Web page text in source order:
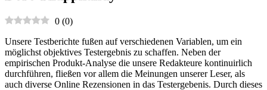
0 (0)
Unsere Testberichte fußen auf verschiedenen Variablen, um ein
möglichst objektives Testergebnis zu schaffen. Neben der
empirischen Produkt-Analyse die unsere Redakteure kontinuirlich
durchführen, fließen vor allem die Meinungen unserer Leser, als
auch diverse Online Rezensionen in das Testergebenis. Durch dieses